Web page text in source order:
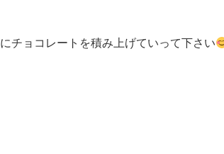
チョコレートを積み上げていって下さい